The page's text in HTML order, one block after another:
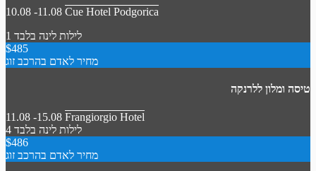
10.08 -11.08 Cue Hotel Podgorica
1 לילות לינה בלבד
$485
מחיר לאדם בהרכב זוג
טיסה ומלון ללרנקה
11.08 -15.08 Frangiorgio Hotel
4 לילות לינה בלבד
$486
מחיר לאדם בהרכב זוג